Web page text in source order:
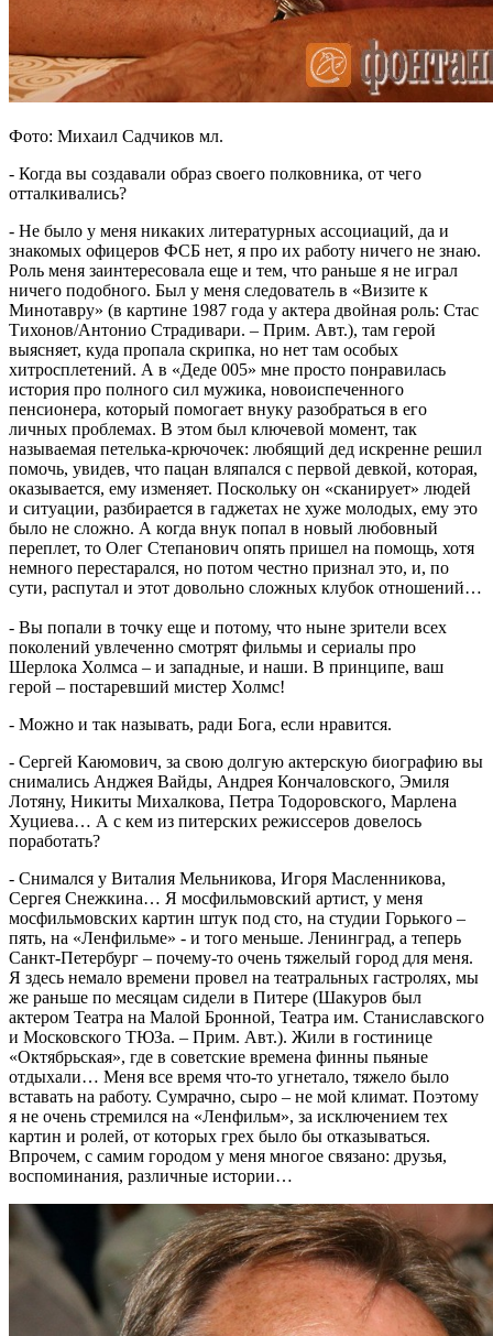
Фото: Михаил Садчиков мл.
- Когда вы создавали образ своего полковника, от чего
отталкивались?
- Не было у меня никаких литературных ассоциаций, да и
знакомых офицеров ФСБ нет, я про их работу ничего не знаю.
Роль меня заинтересовала еще и тем, что раньше я не играл
ничего подобного. Был у меня следователь в «Визите к
Минотавру» (в картине 1987 года у актера двойная роль: Стас
Тихонов/Антонио Страдивари. – Прим. Авт.), там герой
выясняет, куда пропала скрипка, но нет там особых
хитросплетений. А в «Деде 005» мне просто понравилась
история про полного сил мужика, новоиспеченного
пенсионера, который помогает внуку разобраться в его
личных проблемах. В этом был ключевой момент, так
называемая петелька-крючочек: любящий дед искренне решил
помочь, увидев, что пацан вляпался с первой девкой, которая,
оказывается, ему изменяет. Поскольку он «сканирует» людей
и ситуации, разбирается в гаджетах не хуже молодых, ему это
было не сложно. А когда внук попал в новый любовный
переплет, то Олег Степанович опять пришел на помощь, хотя
немного перестарался, но потом честно признал это, и, по
сути, распутал и этот довольно сложных клубок отношений…
- Вы попали в точку еще и потому, что ныне зрители всех
поколений увлеченно смотрят фильмы и сериалы про
Шерлока Холмса – и западные, и наши. В принципе, ваш
герой – постаревший мистер Холмс!
- Можно и так называть, ради Бога, если нравится.
- Сергей Каюмович, за свою долгую актерскую биографию вы
снимались Анджея Вайды, Андрея Кончаловского, Эмиля
Лотяну, Никиты Михалкова, Петра Тодоровского, Марлена
Хуциева… А с кем из питерских режиссеров довелось
поработать?
- Снимался у Виталия Мельникова, Игоря Масленникова,
Сергея Снежкина… Я мосфильмовский артист, у меня
мосфильмовских картин штук под сто, на студии Горького –
пять, на «Ленфильме» - и того меньше. Ленинград, а теперь
Санкт-Петербург – почему-то очень тяжелый город для меня.
Я здесь немало времени провел на театральных гастролях, мы
же раньше по месяцам сидели в Питере (Шакуров был
актером Театра на Малой Бронной, Театра им. Станиславского
и Московского ТЮЗа. – Прим. Авт.). Жили в гостинице
«Октябрьская», где в советские времена финны пьяные
отдыхали… Меня все время что-то угнетало, тяжело было
вставать на работу. Сумрачно, сыро – не мой климат. Поэтому
я не очень стремился на «Ленфильм», за исключением тех
картин и ролей, от которых грех было бы отказываться.
Впрочем, с самим городом у меня многое связано: друзья,
воспоминания, различные истории…